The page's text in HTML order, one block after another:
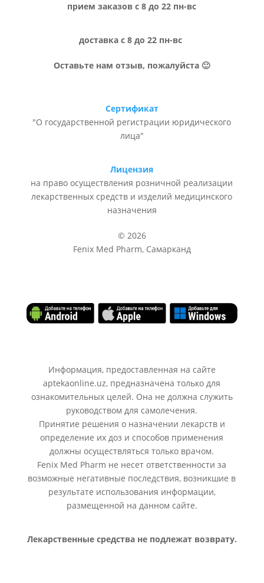
прием заказов с 8 до 22 пн-вс
доставка с 8 до 22 пн-вс
Оставьте нам отзыв, пожалуйста 🙂
Сертификат
"О государственной регистрации юридического
лица"
Лицензия
на право осуществления розничной реализации
лекарственных средств и изделий медицинского
назначения
© 2026
Fenix Med Pharm, Самарканд
Информация, предоставленная на сайте
aptekaonline.uz, предназначена только для
ознакомительных целей. Она не должна служить
руководством для самолечения.
Принятие решения о назначении лекарств и
определение их доз и способов применения
должны осуществляться только врачом.
Fenix Med Pharm не несет ответственности за
возможные негативные последствия, возникшие в
результате использования информации,
размещенной на данном сайте.
Лекарственные средства не подлежат возврату.